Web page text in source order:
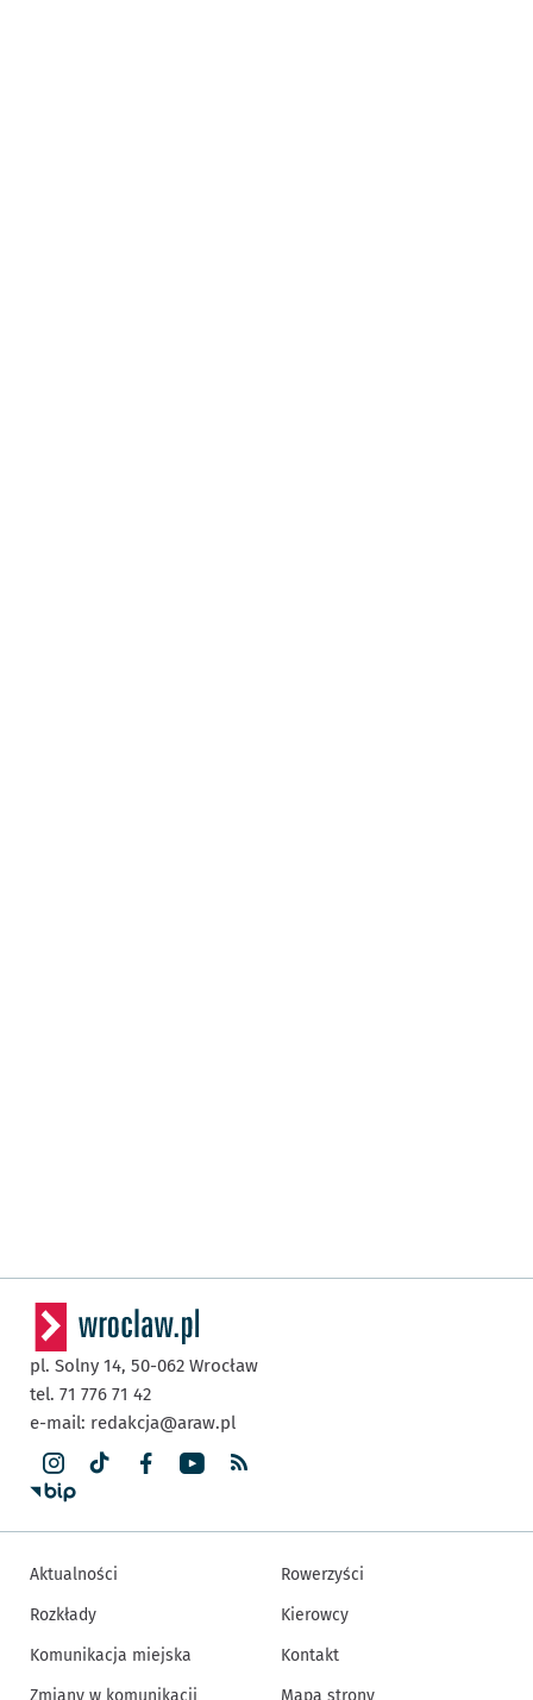
pl. Solny 14, 50-062 Wrocław
tel. 71 776 71 42
e-mail: redakcja@araw.pl
Aktualności
Rozkłady
Komunikacja miejska
Zmiany w komunikacji
Rowerzyści
Kierowcy
Kontakt
Mapa strony